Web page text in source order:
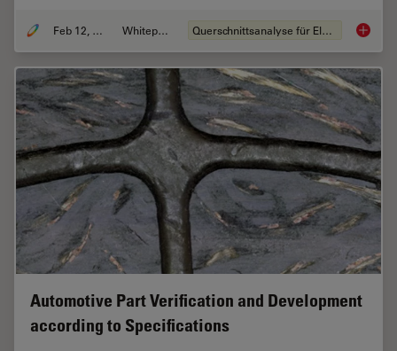
Feb 12, 2026 Whitepaper Querschnittsanalyse für Elektronik
Automotive Part Verification and Development
according to Specifications